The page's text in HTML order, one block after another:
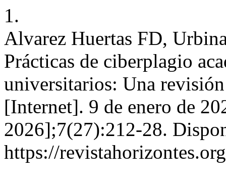
1.
Alvarez Huertas FD,
Prácticas de ciberplagio
universitarios: Una
[Internet]. 9 de enero de
2026];7(27):212-28.
https://